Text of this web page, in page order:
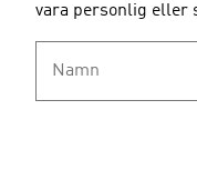
vara personlig eller
Namn